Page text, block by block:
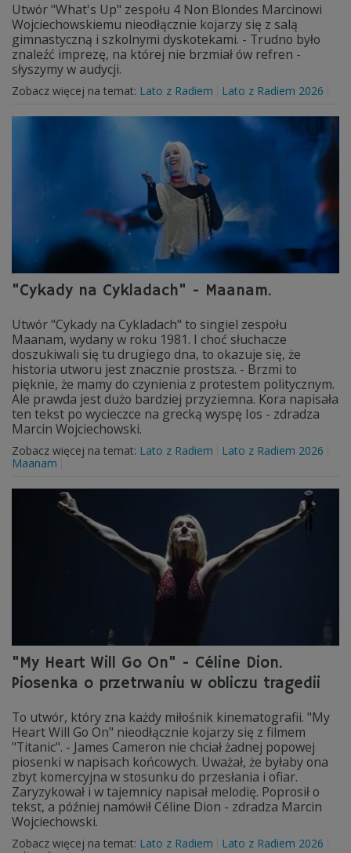
Utwór "What's Up" zespołu 4 Non Blondes Marcinowi
Wojciechowskiemu nieodłącznie kojarzy się z salą
gimnastyczną i szkolnymi dyskotekami. - Trudno było
znaleźć imprezę, na której nie brzmiał ów refren -
słyszymy w audycji.
Zobacz więcej na temat: Lato z Radiem Lato z Radiem 2026
"Cykady na Cykladach" - Maanam.
Utwór "Cykady na Cykladach" to singiel zespołu
Maanam, wydany w roku 1981. I choć słuchacze
doszukiwali się tu drugiego dna, to okazuje się, że
historia utworu jest znacznie prostsza. - Brzmi to
pięknie, że mamy do czynienia z protestem politycznym.
Ale prawda jest dużo bardziej przyziemna. Kora napisała
ten tekst po wycieczce na grecką wyspę Ios - zdradza
Marcin Wojciechowski.
Zobacz więcej na temat: Lato z Radiem
Lato z Radiem 2026
Maanam
"My Heart Will Go On" - Céline Dion.
Piosenka o przetrwaniu w obliczu tragedii
To utwór, który zna każdy miłośnik kinematografii. "My
Heart Will Go On" nieodłącznie kojarzy się z filmem
"Titanic". - James Cameron nie chciał żadnej popowej
piosenki w napisach końcowych. Uważał, że byłaby ona
zbyt komercyjna w stosunku do przesłania i ofiar.
Zaryzykował i w tajemnicy napisał melodię. Poprosił o
tekst, a później namówił Céline Dion - zdradza Marcin
Wojciechowski.
Zobacz więcej na temat: Lato z Radiem
Lato z Radiem 2026